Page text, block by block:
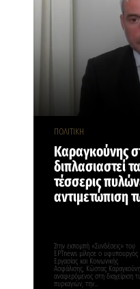
ΠΟΛΙΤΙΚΗ
Καραγκούνης
διπλασιαστεί
τέσσερις
αντιμετώπιση
Στην εκπομπή «Συνδέσεις» του
ΕΡΤnews μίλησε ο υφυπουργός
Εργασίας και Κοινωνικής
Ασφάλισης, Κώστας
αναφερόμενος στη διαχείριση
πυρκαγιών, την…